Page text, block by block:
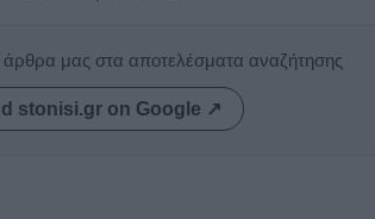
άρθρα μας στα αποτελέσματα αναζήτησης
stonisi.gr on Google ↗